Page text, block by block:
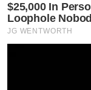
$25,000 In
Loophole
JG WENTWORTH